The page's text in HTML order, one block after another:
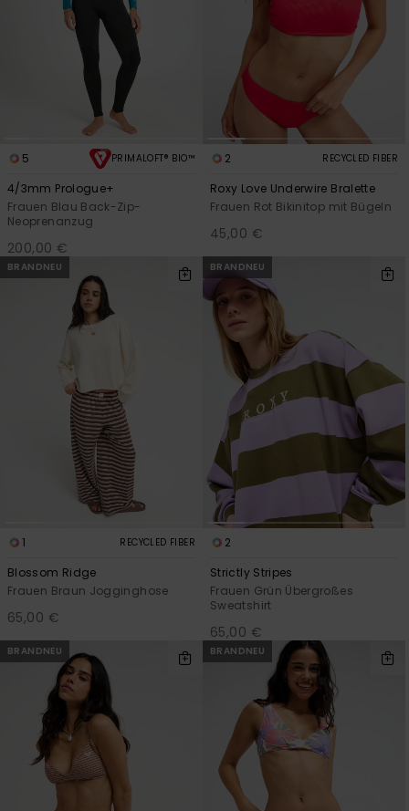
5 PRIMALOFT® BIO™
4/3mm Prologue+
Frauen Blau Back-Zip-
Neoprenanzug
200,00 €
2 RECYCLED FIBER
Roxy Love Underwire Bralette
Frauen Rot Bikinitop mit Bügeln
45,00 €
BRANDNEU
1 RECYCLED FIBER
Blossom Ridge
Frauen Braun Jogginghose
65,00 €
BRANDNEU
2
Strictly Stripes
Frauen Grün Übergroßes
Sweatshirt
65,00 €
BRANDNEU BRANDNEU